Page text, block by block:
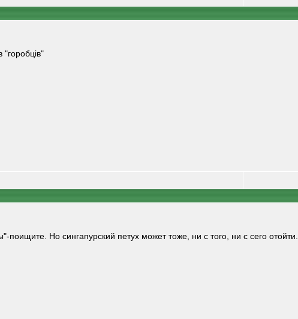
"горобців"
Но сингапурский петух может тоже, ни с того, ни с сего отойти.